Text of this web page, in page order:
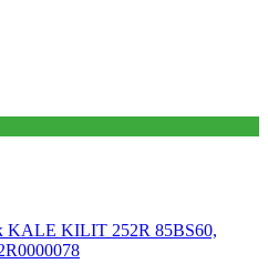
KALE KILIT 252R 85BS60,